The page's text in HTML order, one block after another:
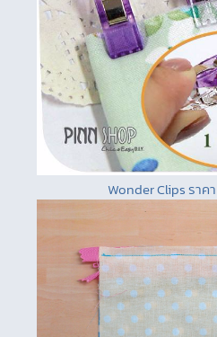
Wonder Clips ราค